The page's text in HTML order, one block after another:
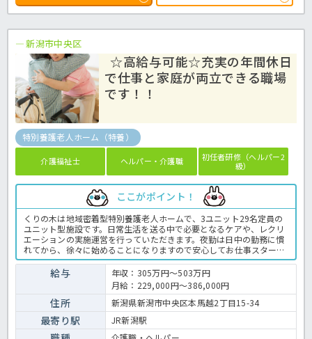
新潟市中央区
☆高給与可能☆充実の年間休日
で仕事と家庭が両立できる職場
です！！
特別養護老人ホーム（特養）
介護福祉士 ヘルパー・介護職
初任者研修（ヘルパー2
級）
ここがポイント！
くりの木は地域密着型特別養護老人ホームで、3ユニット29名定員の
ユニット型施設です。日常生活を送る中で必要となるケアや、レクリ
エーションの実施運営を行っていただきます。夜勤は日中の勤務に慣
れてから、徐々に始めることになりますので安心してお仕事スタート
ができます♪また、法人では「新潟県ハッピー・パートナー企業」と
して、仕事と家庭が両立できる職場づくりに取り組んでいるので、お
仕事もプライベートも大切にしたいと考えている方にもオススメ！詳
しい詳細はほっ介護までお問い合わせください。ユニット型特養での
介護業務全般です。 ＜介護職 正職員 特養の求人＞
給与
年収：305万円～503万円
月給：229,000円～386,000円
住所 新潟県新潟市中央区本馬越2丁目15-34
最寄り駅 JR新潟駅